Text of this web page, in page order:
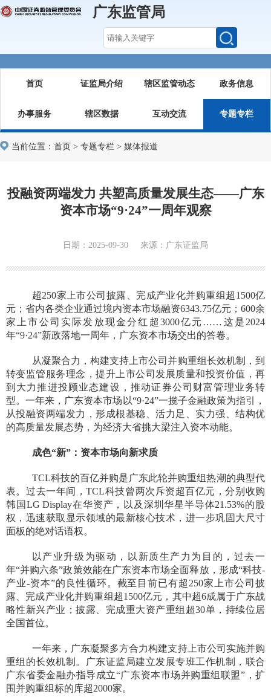
广东监管局
首页 证监局介绍 辖区监管动态 政务信息
办事服务 辖区数据 互动交流 专题专栏
当前位置： 首页 > 专题专栏 > 媒体报道
投融资两端发力 共塑高质量发展生态——广东
资本市场“9·24”一周年观察
日期：2025-09-30 来源：广东证监局
超250家上市公司披露、完成产业化并购重组超1500亿
元；省内各类企业通过境内资本市场融资6343.75亿元；600余
家上市公司实际发放现金分红超3000亿元……这是2024
年“9·24”新政落地一周年，广东资本市场交出的答卷。
从凝聚合力，构建支持上市公司并购重组长效机制，到
转变监管服务理念，提升上市公司发展质量和投资价值，再
到大力推进投顾业态建设，推动证券公司财富管理业务转
型。一年来，广东资本市场以“9·24”一揽子金融政策为指引，
从投融资两端发力，形成根基稳、活力足、实力强、结构优
的高质量发展态势，为经济大省挑大梁注入资本动能。
成色“新”：资本市场向新求质
TCL科技的百亿并购是广东此轮并购重组热潮的典型代
表。过去一年间，TCL科技曾两次斥资超百亿元，分别收购
韩国LG Display在华资产，以及深圳华星半导体21.53%的股
权，迅速获取显示领域的最新核心技术，进一步巩固大尺寸
面板的绝对话语权。
以产业升级为驱动，以新质生产力为目的，过去一
年“并购六条”政策效能在广东资本市场全面释放，形成“科技-
产业-资本”的良性循环。截至目前已有超250家上市公司披
露、完成产业化并购重组超1500亿元，其中超6成属于广东战
略性新兴产业；披露、完成重大资产重组超30单，持续位居
全国首位。
一年来，广东凝聚多方合力构建支持上市公司实施并购
重组的长效机制。广东证监局建立发展专班工作机制，联合
广东省委金融办指导成立“广东资本市场并购重组联盟”，扩
围并购重组标的库超2000家。